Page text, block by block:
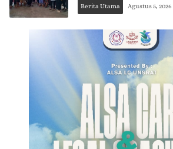
Berita Utama Agustus 5, 2026